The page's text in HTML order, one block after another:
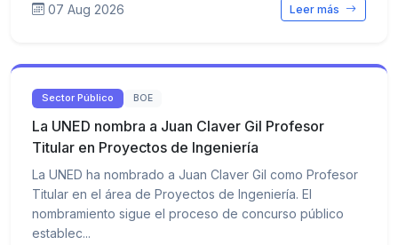
07 Aug 2026 Leer más
Sector Público BOE
La UNED nombra a Juan Claver Gil Profesor
Titular en Proyectos de Ingeniería
La UNED ha nombrado a Juan Claver Gil como Profesor
Titular en el área de Proyectos de Ingeniería. El
nombramiento sigue el proceso de concurso público
establec...